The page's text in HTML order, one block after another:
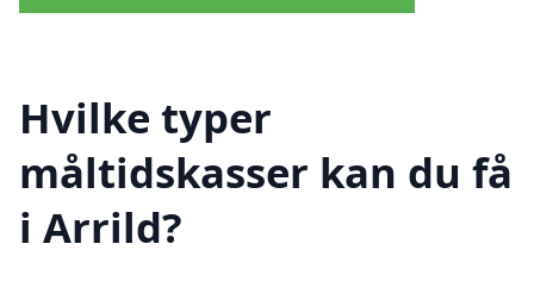
Hvilke typer
måltidskasser kan du få
i Arrild?